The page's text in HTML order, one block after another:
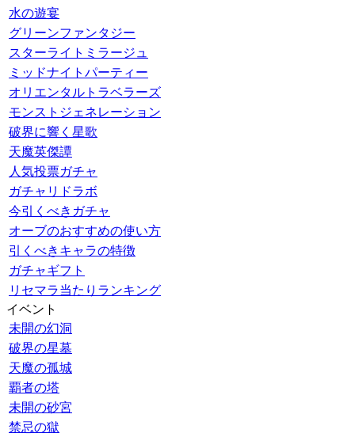
水の遊宴
グリーンファンタジー
スターライトミラージュ
ミッドナイトパーティー
オリエンタルトラベラーズ
モンストジェネレーション
破界に響く星歌
天魔英傑譚
人気投票ガチャ
ガチャリドラボ
今引くべきガチャ
オーブのおすすめの使い方
引くべきキャラの特徴
ガチャギフト
リセマラ当たりランキング
イベント
未開の幻洞
破界の星墓
天魔の孤城
覇者の塔
未開の砂宮
禁忌の獄